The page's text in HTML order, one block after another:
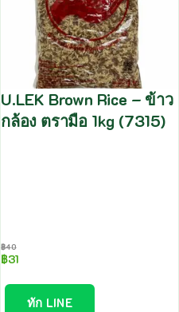
U.LEK Brown Rice – ข้าว
กล้อง ตรามือ 1kg (7315)
฿40
฿31
ทัก LINE